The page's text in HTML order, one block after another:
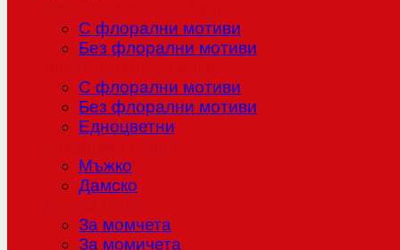
С флорални мотиви
Без флорални мотиви
С флорални мотиви
Без флорални мотиви
Едноцветни
Мъжко
Дамско
За момчета
За момичета